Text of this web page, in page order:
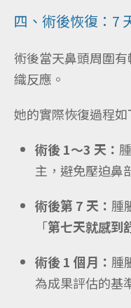
四、術後恢復：7
術後當天鼻頭周圍
織反應。
她的實際恢復過程如
術後 1～3 天：
主，避免壓迫鼻
術後第 7 天： 腫
「第七天就感到
術後 1 個月： 腫
為成果評估的基